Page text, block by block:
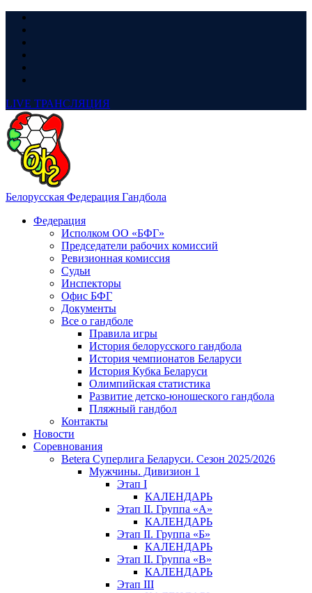
LIVE ТРАНСЛЯЦИЯ
Белорусская Федерация Гандбола
Федерация
Исполком ОО «БФГ»
Председатели рабочих комиссий
Ревизионная комиссия
Судьи
Инспекторы
Офис БФГ
Документы
Все о гандболе
Правила игры
История белорусского гандбола
История чемпионатов Беларуси
История Кубка Беларуси
Олимпийская статистика
Развитие детско-юношеского гандбола
Пляжный гандбол
Контакты
Новости
Соревнования
Betera Суперлига Беларуси. Сезон 2025/2026
Мужчины. Дивизион 1
Этап I
КАЛЕНДАРЬ
Этап II. Группа «А»
КАЛЕНДАРЬ
Этап II. Группа «Б»
КАЛЕНДАРЬ
Этап II. Группа «В»
КАЛЕНДАРЬ
Этап III